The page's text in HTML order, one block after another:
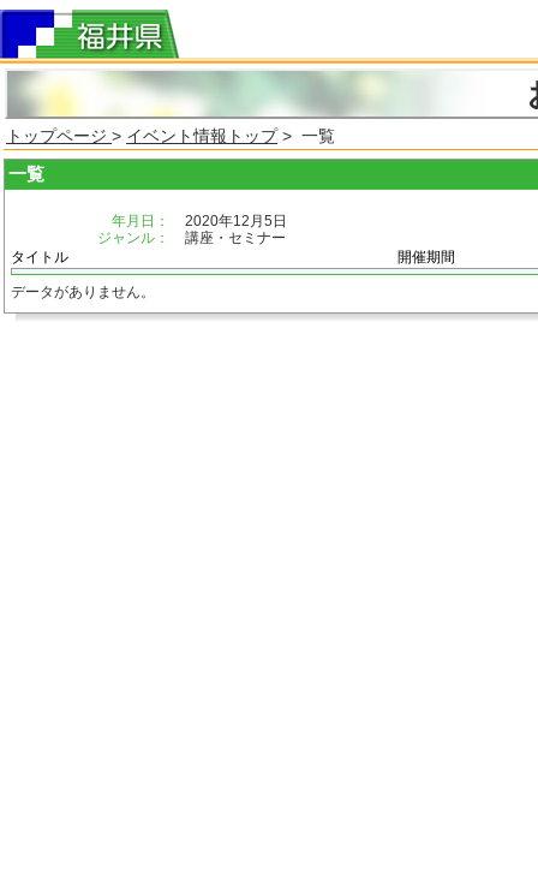
トップページ > イベント情報トップ> 一覧
一覧
年月日：
2020年12月5日
ジャンル：
講座・セミナー
タイトル
開催期間
データがありません。